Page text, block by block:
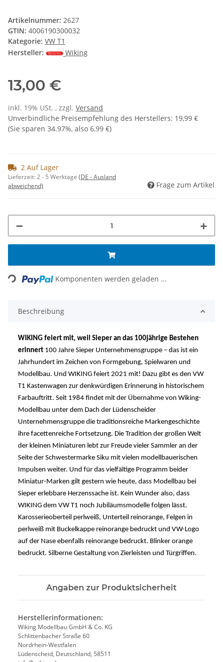
Artikelnummer: 2627
GTIN: 4006190300032
Kategorie: VW T1
Hersteller:
Wiking
13,00 €
inkl. 19% USt. , zzgl. Versand
Unverbindliche Preisempfehlung des Herstellers: 19,99 €
(Sie sparen 34.97%, also 6,99 €)
2 Auf Lager
Lieferzeit:2 - 5 Werktage (DE - Ausland
abweichend)
Frage zum Artikel
Loading... Komponenten werden geladen ...
Beschreibung
WIKING feiert mit, weil Sieper an das 100jährige Bestehen
erinnert 100 Jahre Sieper Unternehmensgruppe – das ist ein
Jahrhundert im Zeichen von Formgebung, Spielwaren und
Modellbau. Und WIKING feiert 2021 mit! Dazu gibt es den VW
T1 Kastenwagen zur denkwürdigen Erinnerung in historischem
Farbauftritt. Seit 1984 findet mit der Übernahme von Wiking-
Modellbau unter dem Dach der Lüdenscheider
Unternehmensgruppe die traditionsreiche Markengeschichte
ihre facettenreiche Fortsetzung. Die Tradition der großen Welt
der kleinen Miniaturen lebt zur Freude vieler Sammler an der
Seite der Schwestermarke Siku mit vielen modellbauerischen
Impulsen weiter. Und für das vielfältige Programm beider
Miniatur-Marken gilt gestern wie heute, dass Modellbau bei
Sieper erlebbare Herzenssache ist. Kein Wunder also, dass
WIKING dem VW T1 noch Jubiläumsmodelle folgen lässt.
Karosserieoberteil perlweiß, Unterteil reinorange, Felgen in
perlweiß mit Buckelkappe reinorange bedruckt und VW-Logo
auf der Nase ebenfalls reinorange bedruckt. Blinker orange
bedruckt. Silberne Gestaltung von Zierleisten und Türgriffen.
Angaben zur Produktsicherheit
Herstellerinformationen:
Wiking Modellbau GmbH & Co. KG
Schlittenbacher Straße 60
Nordrhein-Westfalen
Lüdenscheid, Deutschland, 58511